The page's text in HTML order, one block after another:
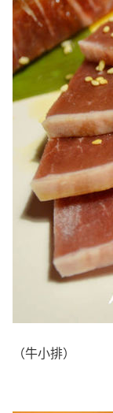
（牛小排）